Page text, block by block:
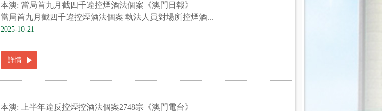
本澳: 當局首九月截四千違控煙酒法個案《澳門日報》
當局首九月截四千違控煙酒法個案 執法人員對場所控煙酒...
2025-10-21
詳情
本澳: 上半年違反控煙控酒法個案2748宗《澳門電台》